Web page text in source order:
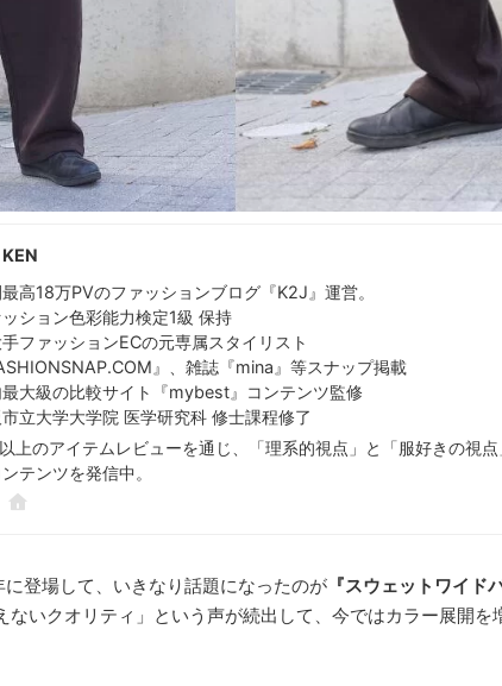
KEN
最高18万PVのファッションブログ『K2J』運営。
ッション色彩能力検定1級 保持
手ファッションECの元専属スタイリスト
』、雑誌『mina』等スナップ掲載
最大級の比較サイト『mybest』コンテンツ監修
市立大学大学院 医学研究科 修士課程修了
上のアイテムレビューを通じ、「理系的視点」と「服好きの視
テンツを発信中。
登場して、いきなり話題になったのが 『スウェットワイド
ないクオリティ」という声が続出して、今ではカラー展開を